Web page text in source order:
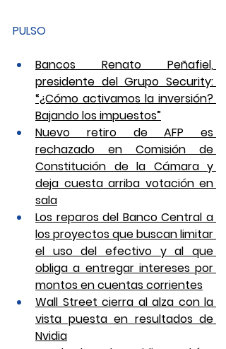
PULSO
Bancos Renato Peñafiel,
presidente del Grupo Security:
“¿Cómo activamos la inversión?
Bajando los impuestos”
Nuevo retiro de AFP es
rechazado en Comisión de
Constitución de la Cámara y
deja cuesta arriba votación en
sala
Los reparos del Banco Central a
los proyectos que buscan limitar
el uso del efectivo y al que
obliga a entregar intereses por
montos en cuentas corrientes
Wall Street cierra al alza con la
vista puesta en resultados de
Nvidia